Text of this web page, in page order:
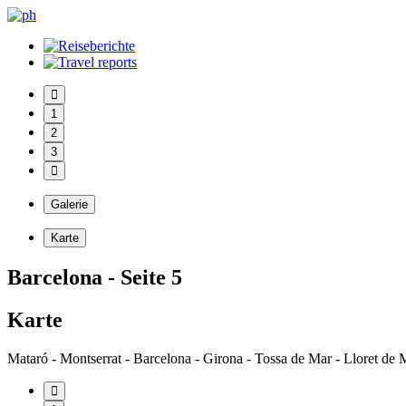
1
2
3
Galerie
Karte
Barcelona - Seite 5
Karte
Mataró - Montserrat - Barcelona - Girona - Tossa de Mar - Lloret de